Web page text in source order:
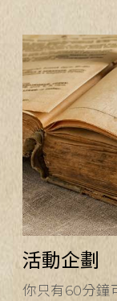
聚會、約會場
「可離線」、
逃脫＋科技」
學習」。
活動企劃
你只有60分鐘